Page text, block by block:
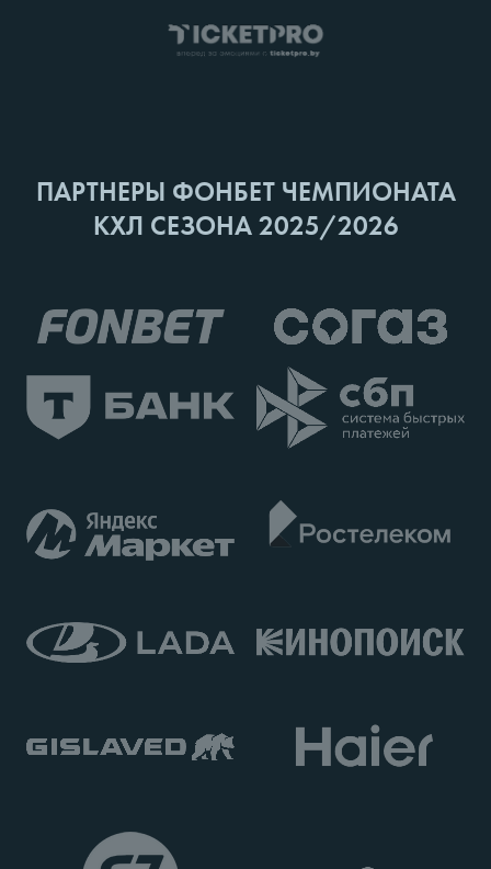
ПАРТНЕРЫ ФОНБЕТ ЧЕМПИОНАТА
КХЛ СЕЗОНА 2025/2026